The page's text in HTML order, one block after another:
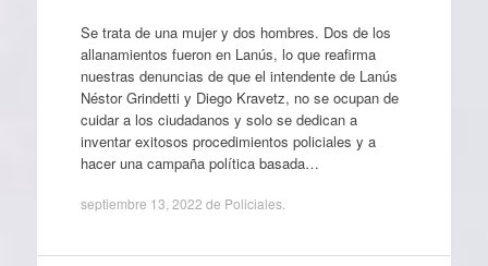
Se trata de una mujer y dos hombres. Dos de los
allanamientos fueron en Lanús, lo que reafirma
nuestras denuncias de que el intendente de Lanús
Néstor Grindetti y Diego Kravetz, no se ocupan de
cuidar a los ciudadanos y solo se dedican a
inventar exitosos procedimientos policiales y a
hacer una campaña política basada…
septiembre 13, 2022 de Policiales.